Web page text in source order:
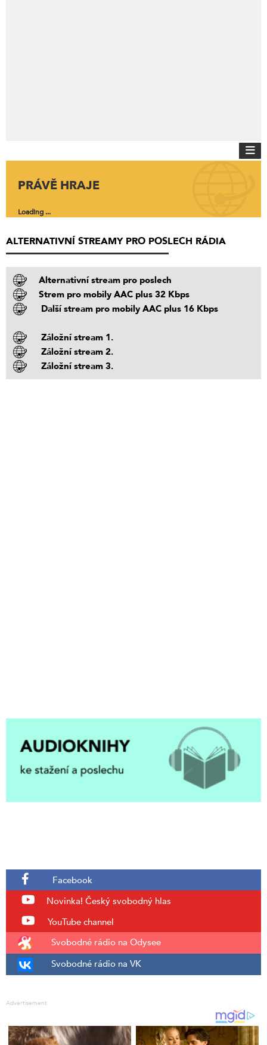
PRÁVĚ HRAJE
Loading ...
ALTERNATIVNÍ STREAMY PRO POSLECH RÁDIA
Alternativní stream pro poslech
Strem pro mobily AAC plus 32 Kbps
Další stream pro mobily AAC plus 16 Kbps
Záložní stream 1.
Záložní stream 2.
Záložní stream 3.
Facebook
Novinka! Český svobodný hlas
YouTube channel
Svobodné rádio na Odysee
Svobodné rádio na VK
Advertisement